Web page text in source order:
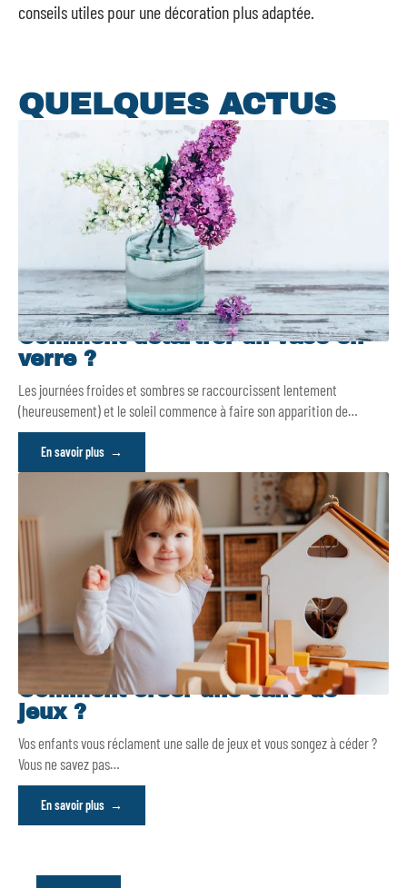
conseils utiles pour une décoration plus adaptée.
QUELQUES ACTUS
Comment détartrer un vase en
verre ?
Les journées froides et sombres se raccourcissent lentement
(heureusement) et le soleil commence à faire son apparition de…
En savoir plus
Comment créer une salle de
jeux ?
Vos enfants vous réclament une salle de jeux et vous songez à céder ?
Vous ne savez pas…
En savoir plus